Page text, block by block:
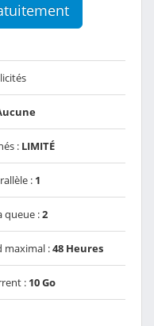
: LIMITÉ
: 1
queue :2
maximal :48 Heures
: 10 Go